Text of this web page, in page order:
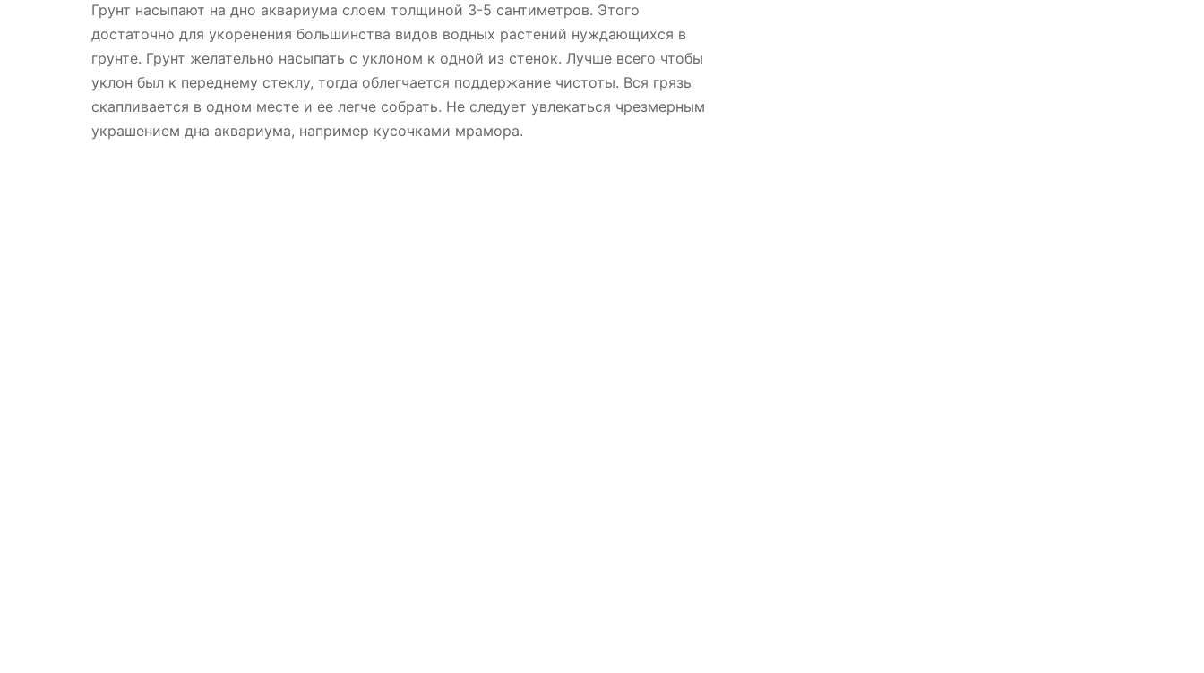
Грунт насыпают на дно аквариума слоем толщиной 3-5 сантиметров. Этого
достаточно для укоренения большинства видов водных растений нуждающихся в
грунте. Грунт желательно насыпать с уклоном к одной из стенок. Лучше всего чтобы
уклон был к переднему стеклу, тогда облегчается поддержание чистоты. Вся грязь
скапливается в одном месте и ее легче собрать. Не следует увлекаться чрезмерным
украшением дна аквариума, например кусочками мрамора.